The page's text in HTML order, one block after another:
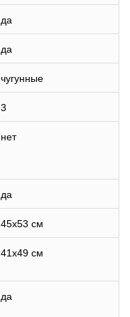
да
да
чугунные
3
нет
да
45х53 см
41х49 см
да